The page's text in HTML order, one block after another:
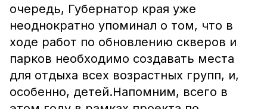
очередь, Губернатор края уже
неоднократно упоминал о том, что в
ходе работ по обновлению скверов и
парков необходимо создавать места
для отдыха всех возрастных групп, и,
особенно, детей.Напомним, всего в